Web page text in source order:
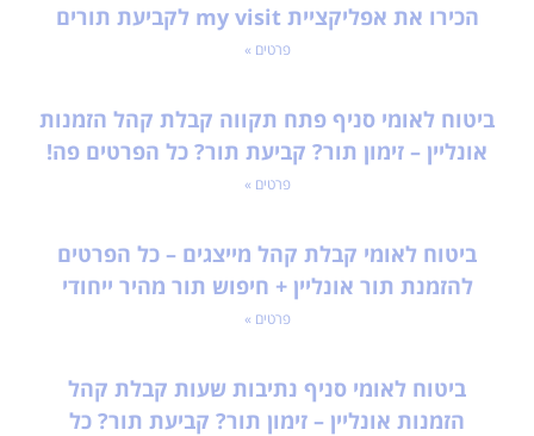
הכירו את אפליקציית my visit לקביעת תורים
פרטים »
ביטוח לאומי סניף פתח תקווה קבלת קהל הזמנות
אונליין – זימון תור? קביעת תור? כל הפרטים פה!
פרטים »
ביטוח לאומי קבלת קהל מייצגים – כל הפרטים
להזמנת תור אונליין + חיפוש תור מהיר ייחודי
פרטים »
ביטוח לאומי סניף נתיבות שעות קבלת קהל
הזמנות אונליין – זימון תור? קביעת תור? כל